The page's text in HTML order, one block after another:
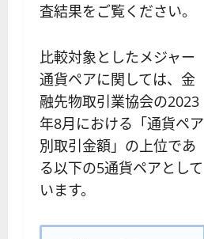
査結果をご覧ください。
比較対象としたメジャー
通貨ペアに関しては、金
融先物取引業協会の2023
年8月における「通貨ペア
別取引金額」の上位であ
る以下の5通貨ペアとして
います。